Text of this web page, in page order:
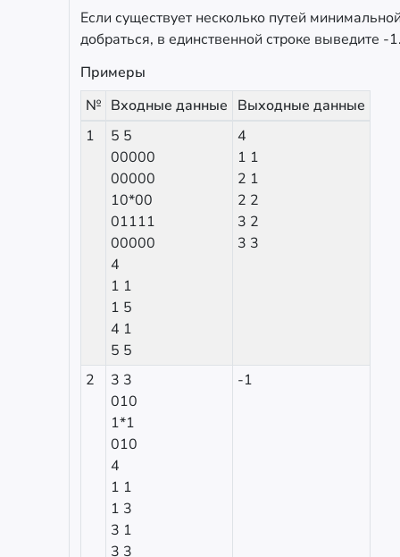
Если существует несколько путей
добраться, в единственной строке выведите -
Примеры
№ Входные данные Выходные данные
1
5 5
00000
00000
10*00
01111
00000
4
1 1
1 5
4 1
5 5
4
1 1
2 1
2 2
3 2
3 3
2
3 3
010
1*1
010
4
1 1
1 3
3 1
3 3
-1